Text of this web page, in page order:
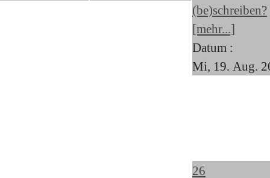
(be)schreiben?
[mehr...]
Datum :
Mi, 19. Aug.
26